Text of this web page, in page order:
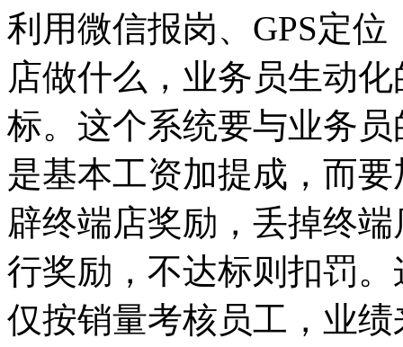
利用微信报岗、GPS定
店做什么，业务员生动
标。这个系统要与业务
是基本工资加提成，而
辟终端店奖励，丢掉终
行奖励，不达标则扣罚
仅按销量考核员工，业